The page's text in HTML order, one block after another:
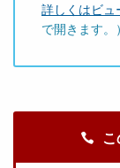
詳しくはビュ
で開きます。）
こ